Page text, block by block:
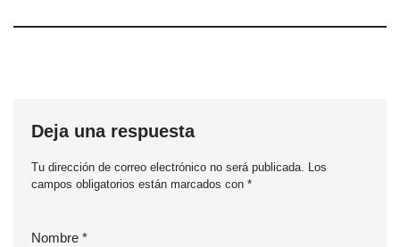
Deja una respuesta
Tu dirección de correo electrónico no será publicada. Los
campos obligatorios están marcados con *
Nombre *